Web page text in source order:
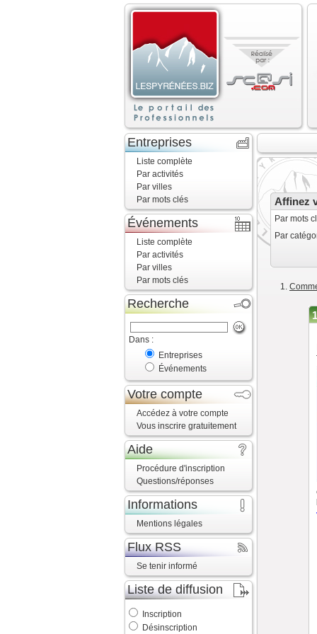
Entreprises
Liste complète
Par activités
Par villes
Par mots clés
Événements
Liste complète
Par activités
Par villes
Par mots clés
Recherche
Dans :
Entreprises
Événements
Votre compte
Accédez à votre compte
Vous inscrire gratuitement
Aide
Procédure d'inscription
Questions/réponses
Informations
Mentions légales
Flux RSS
Se tenir informé
Liste de diffusion
Inscription
Désinscription
Affinez
Par mots
Par